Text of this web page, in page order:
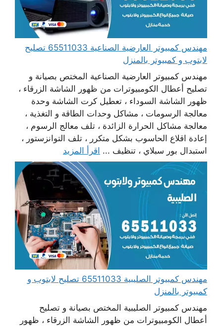
مهندس كمبيوتر العارضية الصناعية 65511033 تصليح
لابتوب و كمبيوتر بالمنزل
مهندس كمبيوتر العارضية الصناعية المختص بصيانة و
تصليح أعطال الكومبيوترات من ظهور الشاشة الزرقاء ،
ظهور الشاشة السوداء ، تعطيل كرت الشاشة وحدة
معالجة الرسومات ، مشاكل وحدات الطاقة و التغذية ،
معالجة مشاكل الحرارة الزائدة ، تلف معالج الرسوم ،
إعادة اقلاع الحاسوب بشكل متكرر ، تلف التوانزستور ،
استبدال بور سبلاي ، تنظيف ... اقرأ المزيد
مهندس كمبيوتر الصليبية 65511033 تصليح لابتوب و
كمبيوتر بالمنزل
مهندس كمبيوتر الصليبية المختص بصيانة و تصليح
أعطال الكومبيوترات من ظهور الشاشة الزرقاء ، ظهور